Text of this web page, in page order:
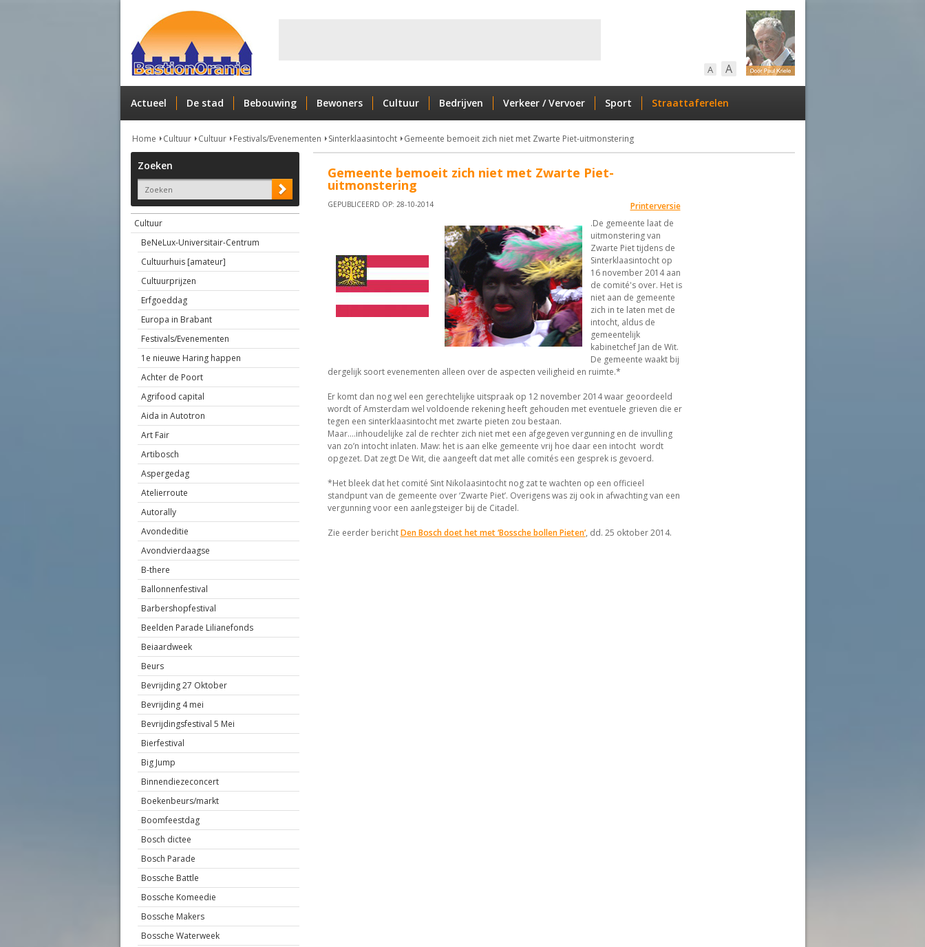
A A
Actueel De stad Bebouwing Bewoners Cultuur Bedrijven Verkeer / Vervoer Sport Straattaferelen
Home Cultuur Cultuur Festivals/Evenementen Sinterklaasintocht Gemeente bemoeit zich niet met Zwarte Piet-uitmonstering
Zoeken
Cultuur
BeNeLux-Universitair-Centrum
Cultuurhuis [amateur]
Cultuurprijzen
Erfgoeddag
Europa in Brabant
Festivals/Evenementen
1e nieuwe Haring happen
Achter de Poort
Agrifood capital
Aida in Autotron
Art Fair
Artibosch
Aspergedag
Atelierroute
Autorally
Avondeditie
Avondvierdaagse
B-there
Ballonnenfestival
Barbershopfestival
Beelden Parade Lilianefonds
Beiaardweek
Beurs
Bevrijding 27 Oktober
Bevrijding 4 mei
Bevrijdingsfestival 5 Mei
Bierfestival
Big Jump
Binnendiezeconcert
Boekenbeurs/markt
Boomfeestdag
Bosch dictee
Bosch Parade
Bossche Battle
Bossche Komeedie
Bossche Makers
Bossche Waterweek
Gemeente bemoeit zich niet met Zwarte Piet-
uitmonstering
Printerversie
GEPUBLICEERD OP: 28-10-2014
.De gemeente laat de
uitmonstering van
Zwarte Piet tijdens de
Sinterklaasintocht op
16 november 2014 aan
de comité's over. Het is
niet aan de gemeente
zich in te laten met de
intocht, aldus de
gemeentelijk
kabinetchef Jan de Wit.
De gemeente waakt bij
dergelijk soort evenementen alleen over de aspecten veiligheid en ruimte.*
Er komt dan nog wel een gerechtelijke uitspraak op 12 november 2014 waar geoordeeld
wordt of Amsterdam wel voldoende rekening heeft gehouden met eventuele grieven die er
tegen een sinterklaasintocht met zwarte pieten zou bestaan.
Maar....inhoudelijke zal de rechter zich niet met een afgegeven vergunning en de invulling
van zo’n intocht inlaten. Maw: het is aan elke gemeente vrij hoe daar een intocht wordt
opgezet. Dat zegt De Wit, die aangeeft dat met alle comités een gesprek is gevoerd.
*Het bleek dat het comité Sint Nikolaasintocht nog zat te wachten op een officieel
standpunt van de gemeente over ‘Zwarte Piet’. Overigens was zij ook in afwachting van een
vergunning voor een aanlegsteiger bij de Citadel.
Zie eerder berichtDen Bosch doet het met ‘Bossche bollen Pieten’, dd. 25 oktober 2014.